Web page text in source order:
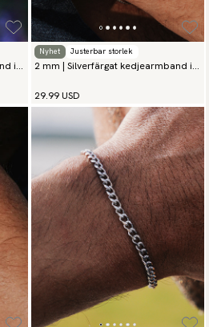
i
Nyhet Justerbar storlek
2 mm | Silverfärgat kedjearmband i
29.99 USD